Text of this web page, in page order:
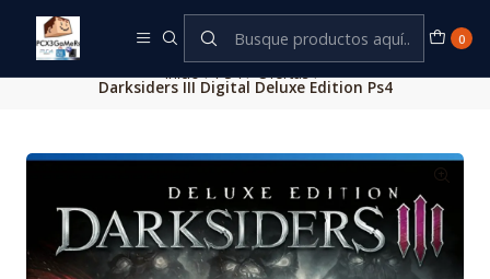
0
Inicio PS4 Ofertas
Darksiders III Digital Deluxe Edition Ps4